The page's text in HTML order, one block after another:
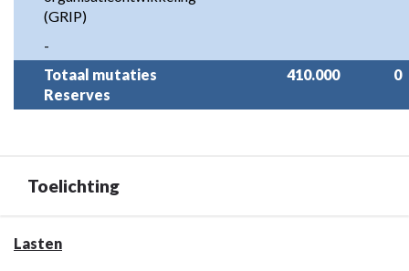
(GRIP)
-
Totaal mutaties
Reserves
410.000 0
Toelichting
Terug
Lasten